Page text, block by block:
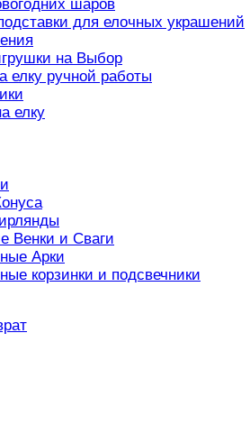
шаров
для елочных украшений
на Выбор
елку ручной работы
елку
Венки и Сваги
Арки
корзинки и подсвечники